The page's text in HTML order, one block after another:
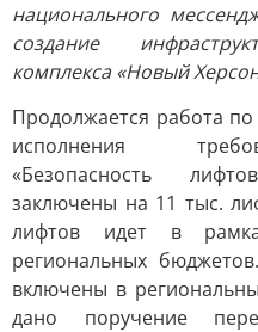
национального
создание
комплекса «Новый
Продолжается работа
исполнения
«Безопасность
заключены на 11 тыс.
лифтов идет в
региональных
включены в
дано поручение